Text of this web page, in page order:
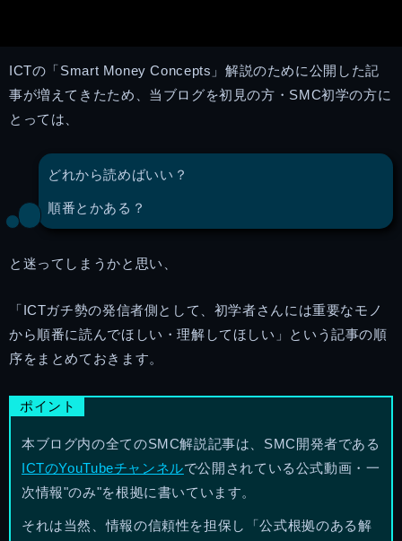
ICTの「Smart Money Concepts」解説のために公開した記
事が増えてきたため、当ブログを初見の方・SMC初学の方に
とっては、
どれから読めばいい？
順番とかある？
と迷ってしまうかと思い、
「ICTガチ勢の発信者側として、初学者さんには重要なモノ
から順番に読んでほしい・理解してほしい」という記事の順
序をまとめておきます。
本ブログ内の全てのSMC解説記事は、SMC開発者である
ICTのYouTubeチャンネルで公開されている公式動画・一
次情報"のみ"を根拠に書いています。
それは当然、情報の信頼性を担保し「公式根拠のある解